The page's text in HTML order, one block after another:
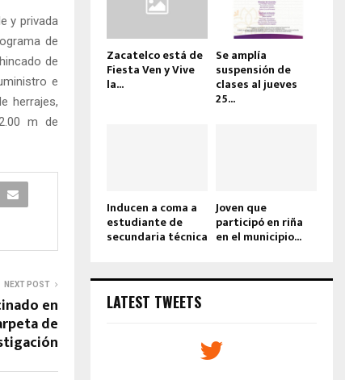
y privada
de
de
e
herrajes,
m de
NEXT POST
en
de
Zacatelco está de
Fiesta Ven y Vive
la...
Se amplía
suspensión de
clases al jueves
25...
Inducen a coma a
estudiante de
secundaria técnica
Joven que
participó en riña
en el municipio...
LATEST TWEETS